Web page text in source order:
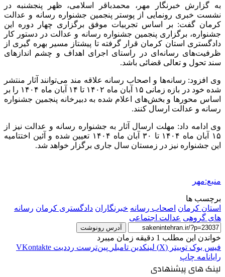
به گزارش خبرنگار مهر، محمدباقر اسلامی، ظهر پنجشنبه در
نشست خبری رونمایی از پوستر پنجمین جشنواره رسانه و عدالت
کرمان گفت: بر اساس تجربیات موفق برگزاری چهار دوره این
جشنواره، برگزاری پنجمین جشنواره رسانه و عدالت در دستور کار
دادگستری استان کرمان قرار گرفته تا پیشتاز مسیر بهره گیری از
ظرفیت‌های رسانه‌ای در راستای اجرای اهداف و چشم اندازهای
سند تحول و تعالی قضائی باشد.
وی افزود: رسانه‌ها و اصحاب رسانه علاقه مند می‌توانند آثار منتشر
شده خود در بازه زمانی ۱۵ آبان ماه ۱۴۰۲ تا ۱۴ آبان ماه ۱۴۰۴ را بر
اساس محورها و بخش‌های اعلام شده به دبیرخانه پنجمین جشنواره
رسانه و عدالت ارسال کنند.
وی ادامه داد: مهلت ارسال آثار به جشنواره رسانه و عدالت نیز از
۱۵ آبان ماه ۱۴۰۴ تا ۳۰ آبان ماه ۱۴۰۴ تعیین شده و آئین اختتامیه
این جشنواره نیز در زمستان سال جاری برگزار خواهد شد.
منبع:مهر
برچسب ها
استان کرمان اصحاب رسانه خبرنگاران دادگستری کرمان رسانه
های گروهی عدالت اجتماعی
آدرس رونوشت
خواندن این مطلب 1 دقیقه زمان میبرد
فیس بوک توییتر (X) لینکدین ‫تامبلر ‫پین‌ترست ‫رددیت ‫VKontakte
رایانامه چاپ
لینک های پیشنهادی